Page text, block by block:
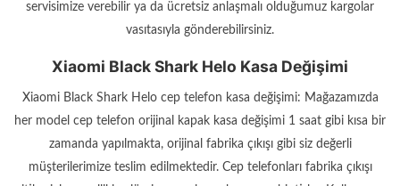
servisimize verebilir ya da ücretsiz anlaşmalı olduğumuz kargolar
vasıtasıyla gönderebilirsiniz.
Xiaomi Black Shark Helo Kasa Değişimi
Xiaomi Black Shark Helo cep telefon kasa değişimi: Mağazamızda
her model cep telefon orijinal kapak kasa değişimi 1 saat gibi kısa bir
zamanda yapılmakta, orijinal fabrika çıkışı gibi siz değerli
müşterilerimize teslim edilmektedir. Cep telefonları fabrika çıkışı